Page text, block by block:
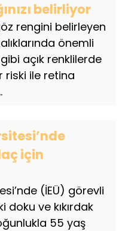
belirliyor
rengini belirleyen
önemli
açık renklilerde
riski ile retina
için
(İEÜ) görevli
doku ve kıkırdak
55 yaş